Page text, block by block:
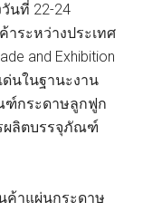
วันที่ 22-24
ระหว่างประเทศ
and Exhibition
ด่นในฐานะงาน
ฑ์กระดาษลูกฟูก
ผลิตบรรจุภัณฑ์
ค้าแผ่นกระดาษ